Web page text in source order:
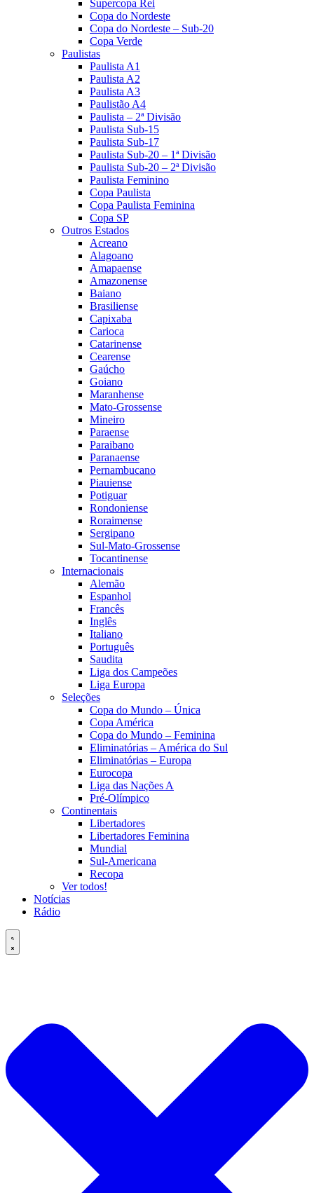
Supercopa Rei
Copa do Nordeste
Copa do Nordeste – Sub-20
Copa Verde
Paulistas
Paulista A1
Paulista A2
Paulista A3
Paulistão A4
Paulista – 2ª Divisão
Paulista Sub-15
Paulista Sub-17
Paulista Sub-20 – 1ª Divisão
Paulista Sub-20 – 2ª Divisão
Paulista Feminino
Copa Paulista
Copa Paulista Feminina
Copa SP
Outros Estados
Acreano
Alagoano
Amapaense
Amazonense
Baiano
Brasiliense
Capixaba
Carioca
Catarinense
Cearense
Gaúcho
Goiano
Maranhense
Mato-Grossense
Mineiro
Paraense
Paraibano
Paranaense
Pernambucano
Piauiense
Potiguar
Rondoniense
Roraimense
Sergipano
Sul-Mato-Grossense
Tocantinense
Internacionais
Alemão
Espanhol
Francês
Inglês
Italiano
Português
Saudita
Liga dos Campeões
Liga Europa
Seleções
Copa do Mundo – Única
Copa América
Copa do Mundo – Feminina
Eliminatórias – América do Sul
Eliminatórias – Europa
Eurocopa
Liga das Nações A
Pré-Olímpico
Continentais
Libertadores
Libertadores Feminina
Mundial
Sul-Americana
Recopa
Ver todos!
Notícias
Rádio